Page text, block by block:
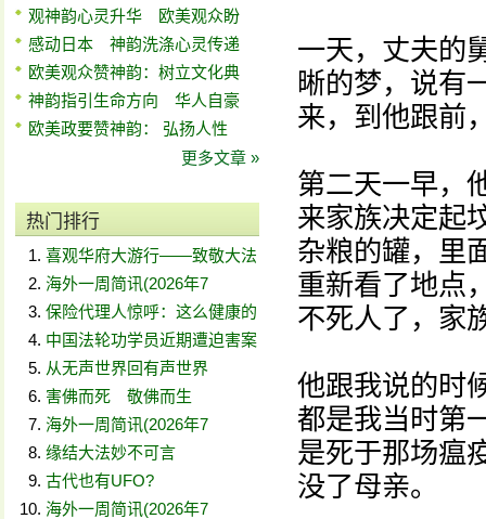
观神韵心灵升华 欧美观众盼
感动日本 神韵洗涤心灵传递
欧美观众赞神韵：树立文化典
神韵指引生命方向 华人自豪
欧美政要赞神韵： 弘扬人性
更多文章 »
热门排行
喜观华府大游行——致敬大法
海外一周简讯(2026年7
保险代理人惊呼：这么健康的
中国法轮功学员近期遭迫害案
从无声世界回有声世界
害佛而死 敬佛而生
海外一周简讯(2026年7
缘结大法妙不可言
古代也有UFO?
海外一周简讯(2026年7
一天，丈夫的
晰的梦，说有
来，到他跟前
第二天一早，
来家族决定起
杂粮的罐，里
重新看了地点
不死人了，家
他跟我说的时
都是我当时第
是死于那场瘟
没了母亲。